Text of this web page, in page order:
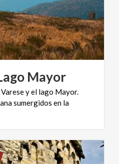
Mayor
y el lago Mayor.
sumergidos en la